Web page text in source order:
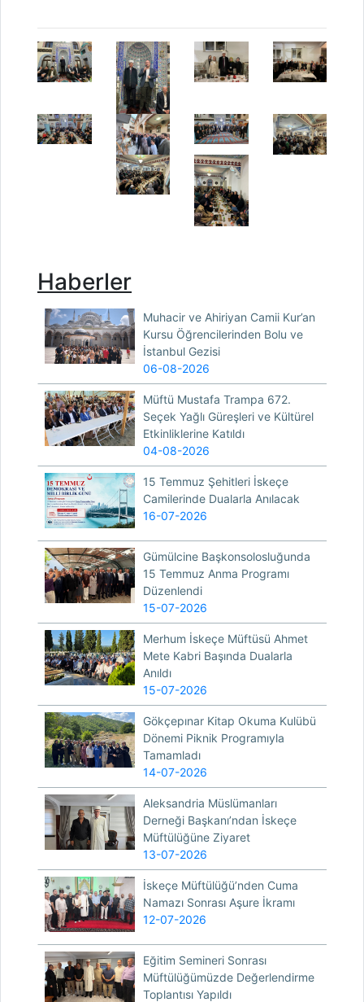
Haberler
Muhacir ve Ahiriyan Camii Kur’an
Kursu Öğrencilerinden Bolu ve
İstanbul Gezisi
06-08-2026
Müftü Mustafa Trampa 672.
Seçek Yağlı Güreşleri ve Kültürel
Etkinliklerine Katıldı
04-08-2026
15 Temmuz Şehitleri İskeçe
Camilerinde Dualarla Anılacak
16-07-2026
Gümülcine Başkonsolosluğunda
15 Temmuz Anma Programı
Düzenlendi
15-07-2026
Merhum İskeçe Müftüsü Ahmet
Mete Kabri Başında Dualarla
Anıldı
15-07-2026
Gökçepınar Kitap Okuma Kulübü
Dönemi Piknik Programıyla
Tamamladı
14-07-2026
Aleksandria Müslümanları
Derneği Başkanı’ndan İskeçe
Müftülüğüne Ziyaret
13-07-2026
İskeçe Müftülüğü’nden Cuma
Namazı Sonrası Aşure İkramı
12-07-2026
Eğitim Semineri Sonrası
Müftülüğümüzde Değerlendirme
Toplantısı Yapıldı